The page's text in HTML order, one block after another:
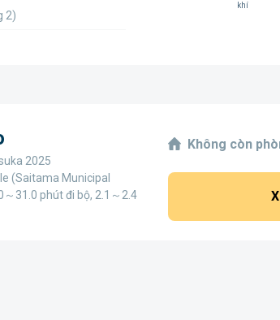
2)
khí
2025
(Saitama Municipal
31.0 phút đi bộ, 2.1～2.4
Không còn